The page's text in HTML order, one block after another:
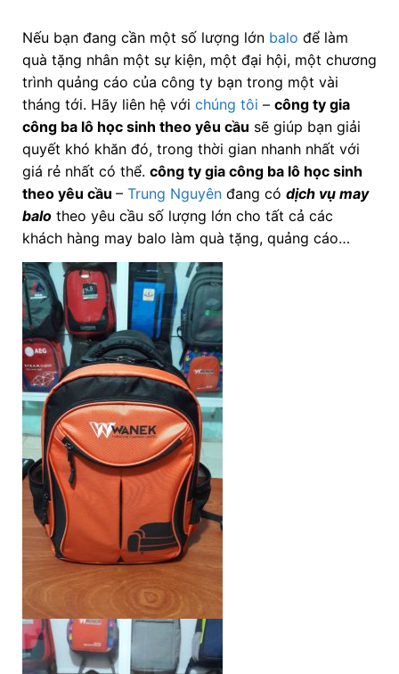
Nếu bạn đang cần một số lượng lớn balo để làm
quà tặng nhân một sự kiện, một đại hội, một chương
trình quảng cáo của công ty bạn trong một vài
tháng tới. Hãy liên hệ với chúng tôi – công ty gia
công ba lô học sinh theo yêu cầu sẽ giúp bạn giải
quyết khó khăn đó, trong thời gian nhanh nhất với
giá rẻ nhất có thể. công ty gia công ba lô học sinh
theo yêu cầu – Trung Nguyênđang có dịch vụ may
balotheo yêu cầu số lượng lớn cho tất cả các
khách hàng may balo làm quà tặng, quảng cáo…